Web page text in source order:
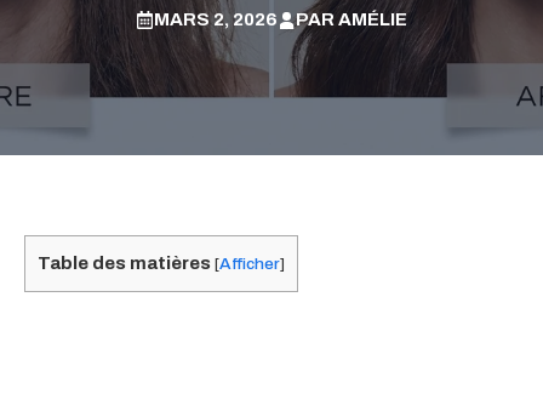
MARS 2, 2026 PAR AMÉLIE
Table des matières [Afficher]